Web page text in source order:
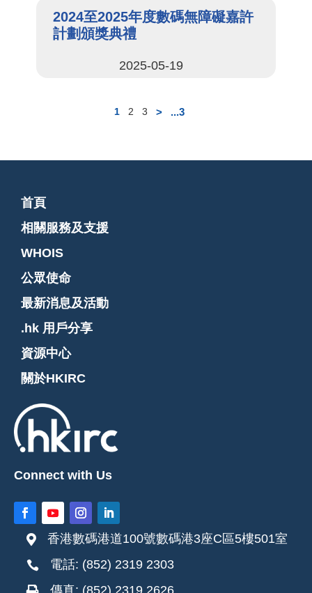
2024至2025年度數碼無障礙嘉許
計劃頒獎典禮
2025-05-19
1 2 3 > ...3
首頁
相關服務及支援
WHOIS
公眾使命
最新消息及活動
.hk 用戶分享
資源中心
關於HKIRC
Connect with Us
 香港數碼港道100號數碼港3座C區5樓501室
 電話: (852) 2319 2303